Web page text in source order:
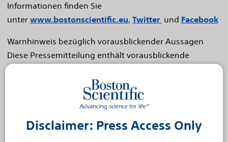
Disclaimer: Press Access Only
Informationen finden Sie
unter www.bostonscientific.eu, Twitter und Facebook
Warnhinweis bezüglich vorausblickender Aussagen
Diese Pressemitteilung enthält vorausblickende
Aussagen nach Maßgabe des Abschnitts 27A des US-
amerikanischen „Securities Exchange Act“ aus dem
Jahre 1933 und des Abschnitts 21E „Securities Exchange
Act aus dem Jahre 1934. Vorausblickende Aussagen
können durch Wörter wie "annehmen", "erwarten",